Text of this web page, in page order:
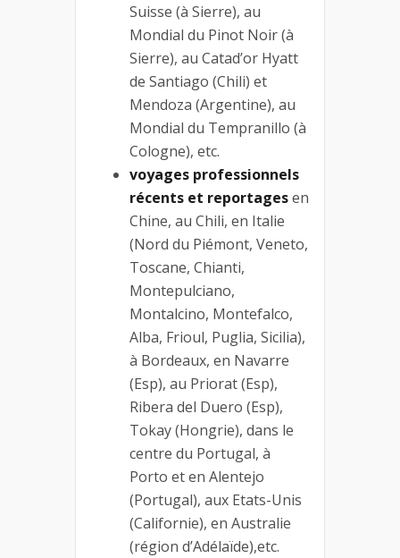
Suisse (à Sierre), au
Mondial du Pinot Noir (à
Sierre), au Catad’or Hyatt
de Santiago (Chili) et
Mendoza (Argentine), au
Mondial du Tempranillo (à
Cologne), etc.
voyages professionnels
récents et reportagesen
Chine, au Chili, en Italie
(Nord du Piémont, Veneto,
Toscane, Chianti,
Montepulciano,
Montalcino, Montefalco,
Alba, Frioul, Puglia, Sicilia),
à Bordeaux, en Navarre
(Esp), au Priorat (Esp),
Ribera del Duero (Esp),
Tokay (Hongrie), dans le
centre du Portugal, à
Porto et en Alentejo
(Portugal), aux Etats-Unis
(Californie), en Australie
(région d’Adélaïde),etc.